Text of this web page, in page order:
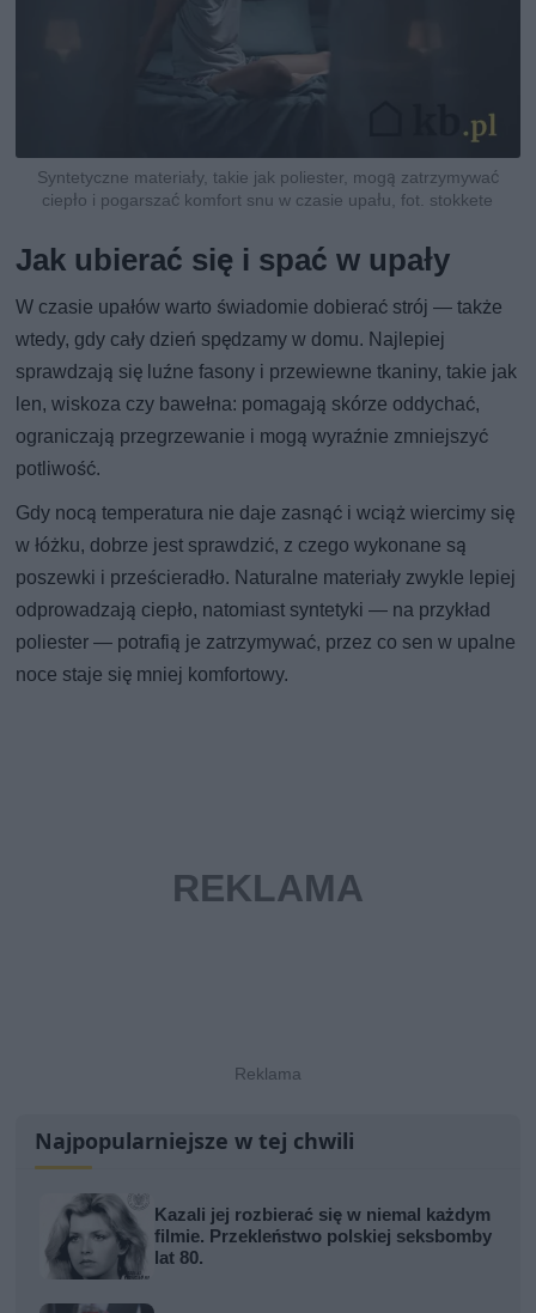
Syntetyczne materiały, takie jak poliester, mogą zatrzymywać
ciepło i pogarszać komfort snu w czasie upału, fot. stokkete
Jak ubierać się i spać w upały
W czasie upałów warto świadomie dobierać strój — także
wtedy, gdy cały dzień spędzamy w domu. Najlepiej
sprawdzają się luźne fasony i przewiewne tkaniny, takie jak
len, wiskoza czy bawełna: pomagają skórze oddychać,
ograniczają przegrzewanie i mogą wyraźnie zmniejszyć
potliwość.
Gdy nocą temperatura nie daje zasnąć i wciąż wiercimy się
w łóżku, dobrze jest sprawdzić, z czego wykonane są
poszewki i prześcieradło. Naturalne materiały zwykle lepiej
odprowadzają ciepło, natomiast syntetyki — na przykład
poliester — potrafią je zatrzymywać, przez co sen w upalne
noce staje się mniej komfortowy.
Najpopularniejsze w tej chwili
Kazali jej rozbierać się w niemal każdym
filmie. Przekleństwo polskiej seksbomby
lat 80.